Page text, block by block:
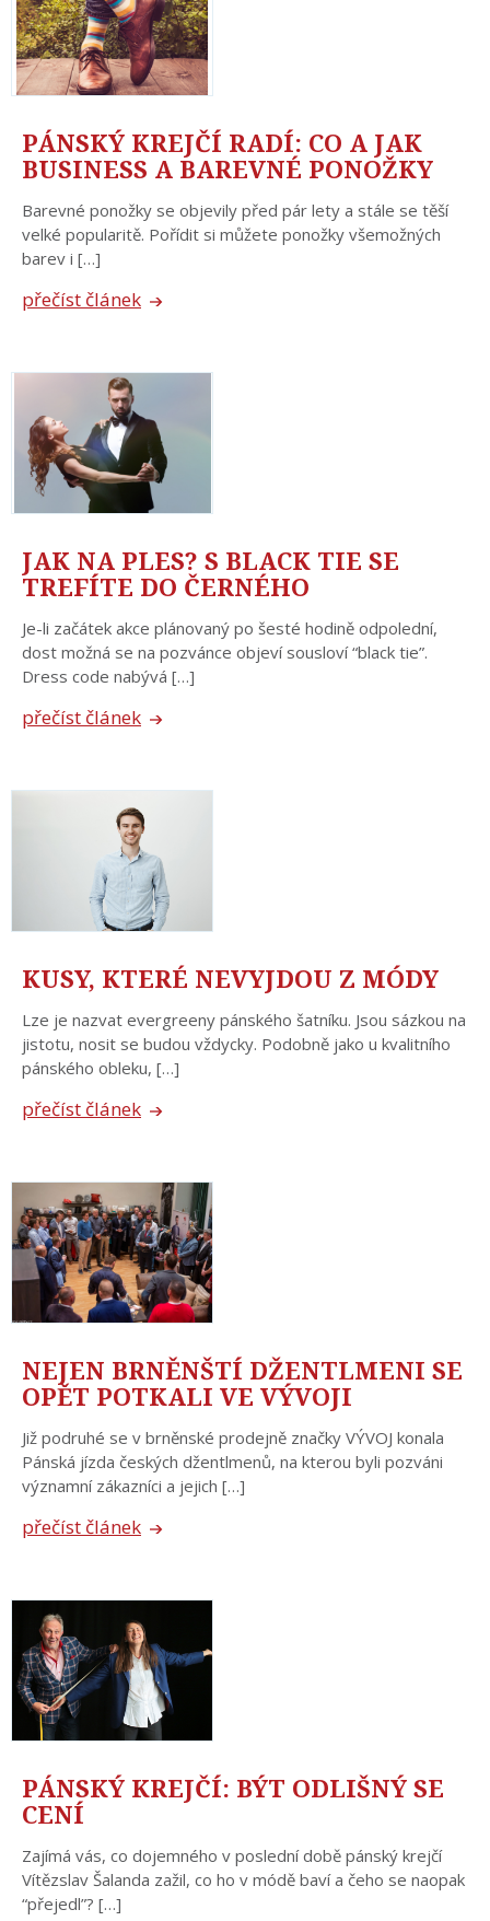
PÁNSKÝ KREJČÍ RADÍ: CO A JAK
BUSINESS A BAREVNÉ PONOŽKY
Barevné ponožky se objevily před pár lety a stále se těší
velké popularitě. Pořídit si můžete ponožky všemožných
barev i […]
přečíst článek
JAK NA PLES? S BLACK TIE SE
TREFÍTE DO ČERNÉHO
Je-li začátek akce plánovaný po šesté hodině odpolední,
dost možná se na pozvánce objeví sousloví “black tie”.
Dress code nabývá […]
přečíst článek
KUSY, KTERÉ NEVYJDOU Z MÓDY
Lze je nazvat evergreeny pánského šatníku. Jsou sázkou na
jistotu, nosit se budou vždycky. Podobně jako u kvalitního
pánského obleku, […]
přečíst článek
NEJEN BRNĚNŠTÍ DŽENTLMENI SE
OPĚT POTKALI VE VÝVOJI
Již podruhé se v brněnské prodejně značky VÝVOJ konala
Pánská jízda českých džentlmenů, na kterou byli pozváni
významní zákazníci a jejich […]
přečíst článek
PÁNSKÝ KREJČÍ: BÝT ODLIŠNÝ SE
CENÍ
Zajímá vás, co dojemného v poslední době pánský krejčí
Vítězslav Šalanda zažil, co ho v módě baví a čeho se naopak
“přejedl”? […]